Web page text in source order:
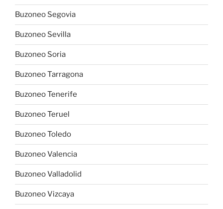
Buzoneo Segovia
Buzoneo Sevilla
Buzoneo Soria
Buzoneo Tarragona
Buzoneo Tenerife
Buzoneo Teruel
Buzoneo Toledo
Buzoneo Valencia
Buzoneo Valladolid
Buzoneo Vizcaya